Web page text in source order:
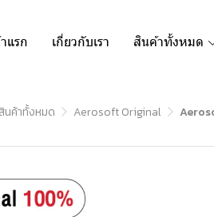
แรก เกี่ยวกับเรา สินค้าทั้งหมด
สินค้าทั้งหมด Aerosoft Original